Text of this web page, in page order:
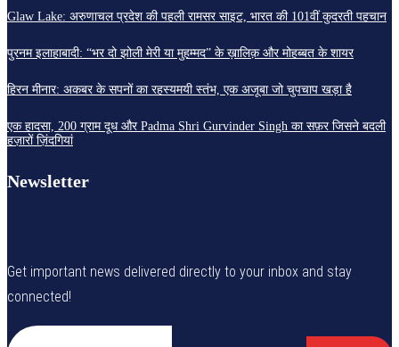
Glaw Lake: अरुणाचल प्रदेश की पहली रामसर साइट, भारत की 101वीं कुदरती पहचान
पुरनम इलाहाबादी: “भर दो झोली मेरी या मुहम्मद” के ख़ालिक़ और मोहब्बत के शायर
हिरन मीनार: अकबर के सपनों का रहस्यमयी स्तंभ, एक अजूबा जो चुपचाप खड़ा है
एक हादसा, 200 ग्राम दूध और Padma Shri Gurvinder Singh का सफ़र जिसने बदली
हज़ारों ज़िंदगियां
Newsletter
Get important news delivered directly to your inbox and stay
connected!